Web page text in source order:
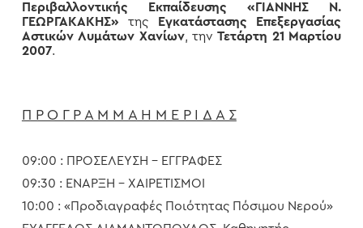
Περιβαλλοντικής Εκπαίδευσης «ΓΙΑΝΝΗΣ Ν.
ΓΕΩΡΓΑΚΑΚΗΣ»της
Εγκατάστασης Επεξεργασίας
Αστικών Λυμάτων Χανίων, τηνΤετάρτη 21 Μαρτίου
2007.
Π Ρ Ο Γ Ρ Α Μ Μ Α Η Μ Ε Ρ Ι Δ Α Σ
09:00 : ΠΡΟΣΕΛΕΥΣΗ – ΕΓΓΡΑΦΕΣ
09:30 : ΕΝΑΡΞΗ – ΧΑΙΡΕΤΙΣΜΟΙ
10:00 : «Προδιαγραφές Ποιότητας Πόσιμου Νερού»